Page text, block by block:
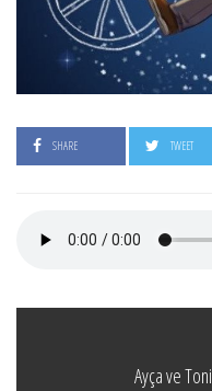
SHARE TWEET
Ayça ve